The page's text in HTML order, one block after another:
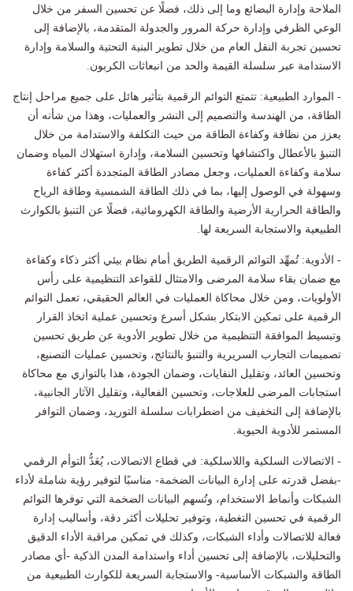
الملاحة وإدارة البضائع وما إلى ذلك، فضلًا عن تحسين السفر من خلال
الوعي الظرفي وإدارة حركة المرور والجدولة المتقدمة، بالإضافة إلى
تحسين تجربة النقل العام من خلال تطوير البنية التحتية والسلامة وإدارة
الاستدامة عبر سلسلة القيمة والحد من انبعاثات الكربون.
- الموارد الطبيعية: تتمتع التوائم الرقمية بتأثير هائل على جميع مراحل إنتاج
الطاقة، من الهندسة والتصميم إلى النشر والعمليات، وهذا من شأنه أن
يعزز من نظافة وكفاءة الطاقة من حيث التكلفة والاستدامة من خلال
التنبؤ بالأعطال واكتشافها وتحسين السلامة، وإدارة استهلاك المياه وضمان
سلامة وكفاءة العمليات، وجعل مصادر الطاقة المتجددة أكثر كفاءة
وسهولة في الوصول إليها، بما في ذلك الطاقة الشمسية وطاقة الرياح
والطاقة الحرارية الأرضية والطاقة الكهرومائية، فضلًا عن التنبؤ بالكوارث
الطبيعية والاستجابة السريعة لها.
- الأدوية: تُمهِّد التوائم الرقمية الطريق أمام نظام بيئي أكثر ذكاء وكفاءة
مع ضمان بقاء سلامة المرضى والامتثال للقواعد التنظيمية على رأس
الأولويات، ومن خلال محاكاة العمليات في العالم الحقيقي، تعمل التوائم
الرقمية على تمكين الابتكار بشكل أسرع وتحسين عملية اتخاذ القرار
وتبسيط الموافقة التنظيمية من خلال تطوير الأدوية عن طريق تحسين
تصميمات التجارب السريرية والتنبؤ بالنتائج، وتحسين عمليات التصنيع،
وتحسين العائد، وتقليل النفايات، وضمان الجودة، هذا بالتوازي مع محاكاة
استجابات المرضى للعلاجات، وتحسين الفعالية، وتقليل الآثار الجانبية،
بالإضافة إلى التخفيف من اضطرابات سلسلة التوريد، وضمان التوافر
المستمر للأدوية الحيوية.
- الاتصالات السلكية واللاسلكية: في قطاع الاتصالات، يُعَدُّ التوأم الرقمي
-بفضل قدرته على إدارة البيانات الضخمة- مناسبًا لتوفير رؤية شاملة لأداء
الشبكات وأنماط الاستخدام، وتُسهم البيانات الضخمة التي توفرها التوائم
الرقمية في تحسين التغطية، وتوفير تحليلات أكثر دقة، وأساليب إدارة
فعالة للاتصالات وأداء الشبكات، وكذلك في تمكين مراقبة الأداء الدقيق
والتحليلات، بالإضافة إلى تحسين أداء واستدامة المدن الذكية -أي مصادر
الطاقة والشبكات الأساسية- والاستجابة السريعة للكوارث الطبيعية من